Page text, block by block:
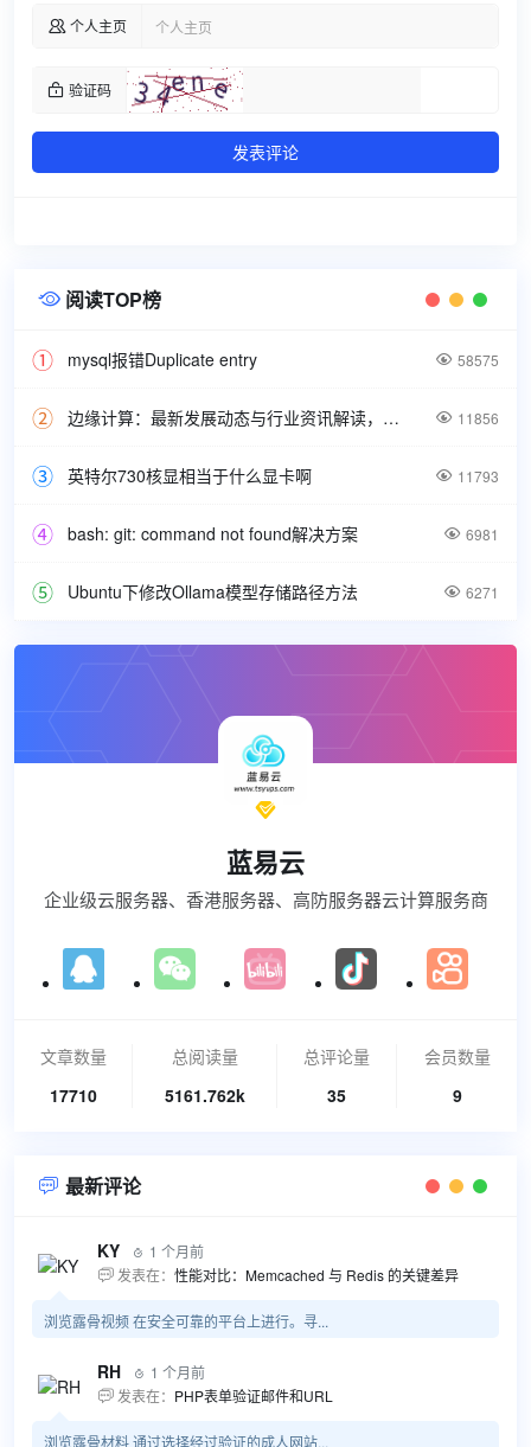
个人主页
 验证码
发表评论
 阅读TOP榜
mysql报错Duplicate entry  58575
边缘计算：最新发展动态与行业资讯解读，洞悉技术前沿引领未来。  11856
英特尔730核显相当于什么显卡啊  11793
bash: git: command not found解决方案  6981
Ubuntu下修改Ollama模型存储路径方法  6271

蓝易云
企业级云服务器、香港服务器、高防服务器云计算服务商
文章数量
17710
总阅读量
5161.762k
总评论量
35
会员数量
9
 最新评论
KY  1 个月前
 发表在： 性能对比：Memcached 与 Redis 的关键差异
浏览露骨视频 在安全可靠的平台上进行。寻...
RH  1 个月前
 发表在： PHP表单验证邮件和URL
浏览露骨材料 通过选择经过验证的成人网站...